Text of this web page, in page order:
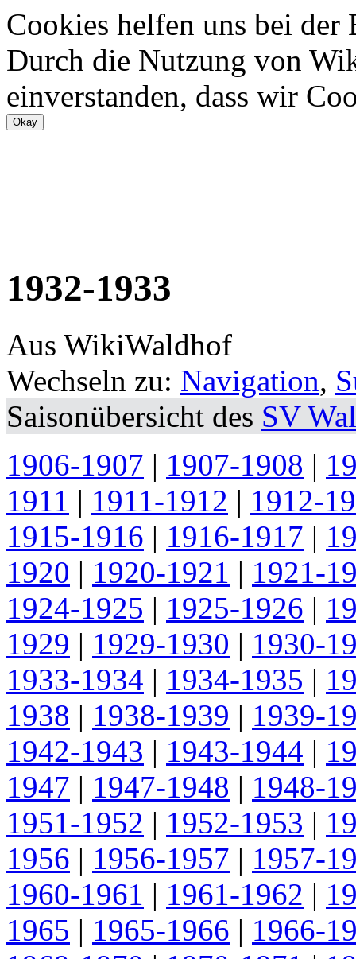
Cookies helfen uns bei
Durch die Nutzung von
einverstanden, dass wir
1932-1933
Aus WikiWaldhof
Wechseln zu: Navigation,
Saisonübersicht des SV
1906-1907 | 1907-1908 |
1911 | 1911-1912 | 1912-
1915-1916 | 1916-1917 |
1920 | 1920-1921 | 1921-
1924-1925 | 1925-1926 |
1929 | 1929-1930 | 1930-
1933-1934 | 1934-1935 |
1938 | 1938-1939 | 1939-
1942-1943 | 1943-1944 |
1947 | 1947-1948 | 1948-
1951-1952 | 1952-1953 |
1956 | 1956-1957 | 1957-
1960-1961 | 1961-1962 |
1965 | 1965-1966 | 1966-